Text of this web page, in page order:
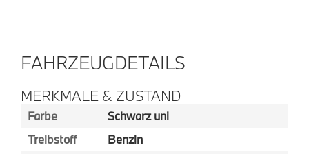
FAHRZEUGDETAILS
MERKMALE & ZUSTAND
Farbe
Schwarz uni
Treibstoff
Benzin